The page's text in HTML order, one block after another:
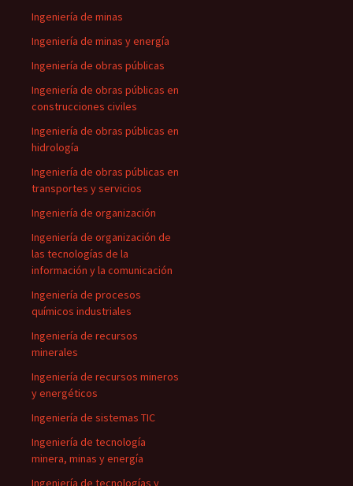
Ingeniería de minas
Ingeniería de minas y energía
Ingeniería de obras públicas
Ingeniería de obras públicas en
construcciones civiles
Ingeniería de obras públicas en
hidrología
Ingeniería de obras públicas en
transportes y servicios
Ingeniería de organización
Ingeniería de organización de
las tecnologías de la
información y la comunicación
Ingeniería de procesos
químicos industriales
Ingeniería de recursos
minerales
Ingeniería de recursos mineros
y energéticos
Ingeniería de sistemas TIC
Ingeniería de tecnología
minera, minas y energía
Ingeniería de tecnologías y